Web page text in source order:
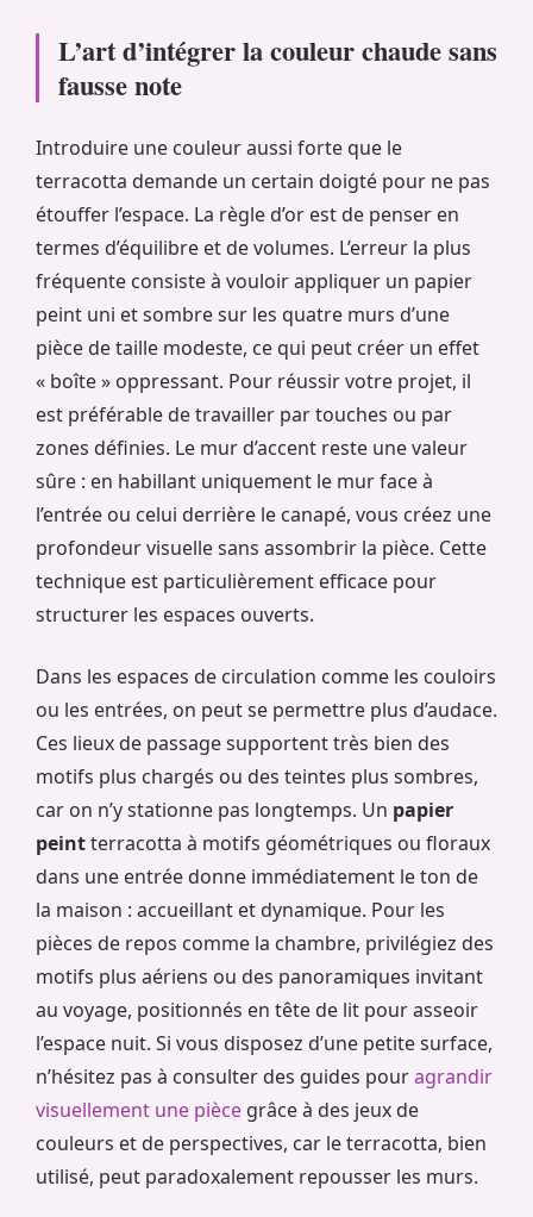
L’art d’intégrer la couleur chaude sans
fausse note
Introduire une couleur aussi forte que le
terracotta demande un certain doigté pour ne pas
étouffer l’espace. La règle d’or est de penser en
termes d’équilibre et de volumes. L’erreur la plus
fréquente consiste à vouloir appliquer un papier
peint uni et sombre sur les quatre murs d’une
pièce de taille modeste, ce qui peut créer un effet
« boîte » oppressant. Pour réussir votre projet, il
est préférable de travailler par touches ou par
zones définies. Le mur d’accent reste une valeur
sûre : en habillant uniquement le mur face à
l’entrée ou celui derrière le canapé, vous créez une
profondeur visuelle sans assombrir la pièce. Cette
technique est particulièrement efficace pour
structurer les espaces ouverts.
Dans les espaces de circulation comme les couloirs
ou les entrées, on peut se permettre plus d’audace.
Ces lieux de passage supportent très bien des
motifs plus chargés ou des teintes plus sombres,
car on n’y stationne pas longtemps. Un papier
peintterracotta à motifs géométriques ou floraux
dans une entrée donne immédiatement le ton de
la maison : accueillant et dynamique. Pour les
pièces de repos comme la chambre, privilégiez des
motifs plus aériens ou des panoramiques invitant
au voyage, positionnés en tête de lit pour asseoir
l’espace nuit. Si vous disposez d’une petite surface,
n’hésitez pas à consulter des guides pouragrandir
visuellement une pièce grâce à des jeux de
couleurs et de perspectives, car le terracotta, bien
utilisé, peut paradoxalement repousser les murs.